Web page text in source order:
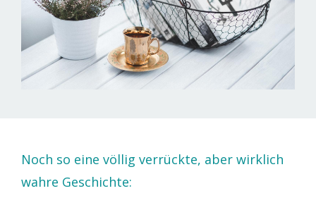
Noch so eine völlig verrückte, aber wirklich
wahre Geschichte: